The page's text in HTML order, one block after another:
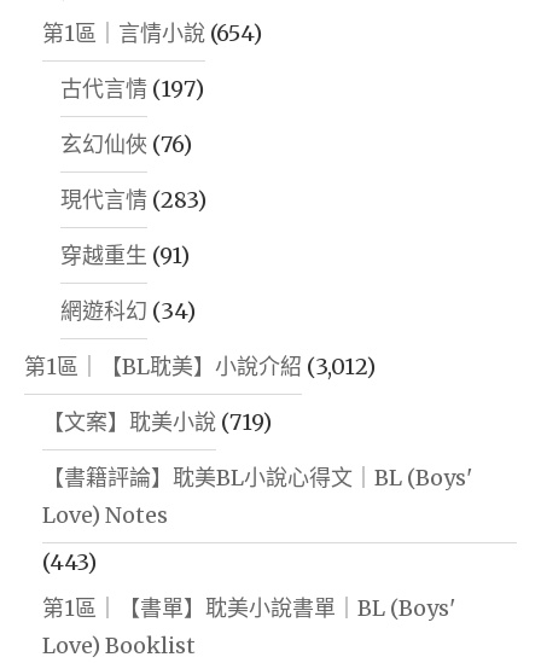
第1區｜言情小說 (654)
古代言情 (197)
玄幻仙俠 (76)
現代言情 (283)
穿越重生 (91)
網遊科幻 (34)
第1區｜【BL耽美】小說介紹 (3,012)
【文案】耽美小說 (719)
【書籍評論】耽美BL小說心得文｜BL (Boys'
Love) Notes
(443)
第1區｜【書單】耽美小說書單｜BL (Boys'
Love) Booklist